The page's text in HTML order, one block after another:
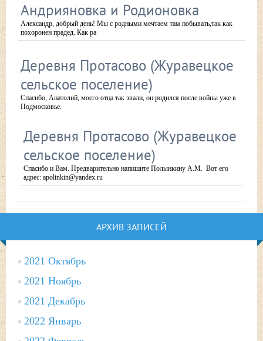
Андрияновка и Родионовка
Александр, добрый день! Мы с родными мечтаем там побывать,так как
похоронен прадед. Как ра
Деревня Протасово (Журавецкое
сельское поселение)
Спасибо, Анатолий, моего отца так звали, он родился после войны уже в
Подмосковье.
Деревня Протасово (Журавецкое
сельское поселение)
Спасибо и Вам. Предварительно напишите Полынкину А.М. Вот его
адрес: apolinkin@yandex.ru
АРХИВ ЗАПИСЕЙ
2021 Октябрь
2021 Ноябрь
2021 Декабрь
2022 Январь